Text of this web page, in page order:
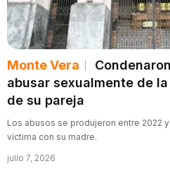
Monte Vera
abusar sexualmente de
de su pareja
Los abusos se produjeron entre 2022
víctima con su madre.
julio 7, 2026